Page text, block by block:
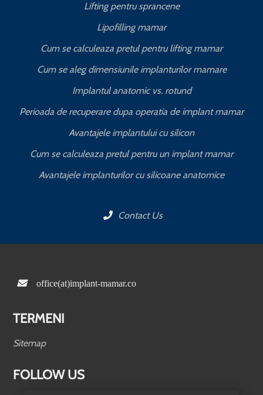
Lifting pentru sprancene
Lipofilling mamar
Cum se calculeaza pretul pentru lifting mamar
Cum se aleg dimensiunile implanturilor mamare
Implantul anatomic vs. rotund
Perioada de recuperare dupa operatia de implant mamar
Avantajele implantului cu silicon
Cum se calculeaza pretul pentru un implant mamar
Avantajele implanturilor cu silicoane anatomice
Contact Us
office(at)implant-mamar.co
TERMENI
Sitemap
FOLLOW US